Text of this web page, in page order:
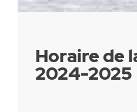
Horaire de
2024-2025